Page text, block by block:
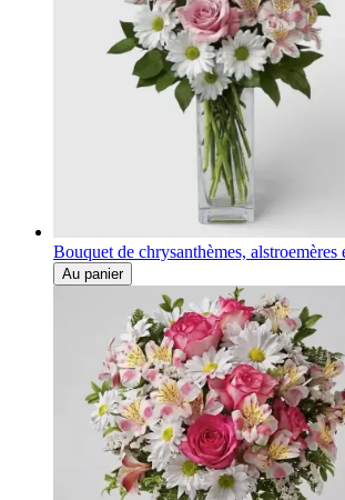
Bouquet de chrysanthèmes,
Au panier